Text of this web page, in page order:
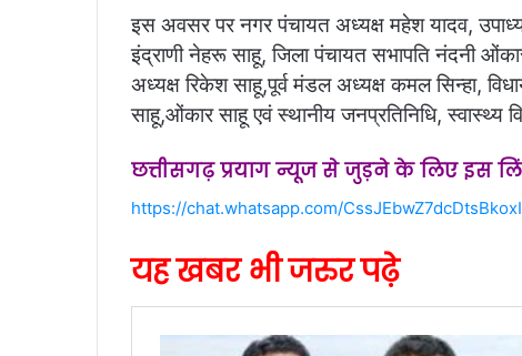
इस अवसर पर नगर पंचायत अध्यक्ष महेश यादव,
इंद्राणी नेहरू साहू, जिला पंचायत सभापति नंदनी
अध्यक्ष रिकेश साहू,पूर्व मंडल अध्यक्ष कमल सिन्हा,
साहू,ओंकार साहू एवं स्थानीय जनप्रतिनिधि, स्वास्थ्य
छत्तीसगढ़ प्रयाग न्यूज से जुड़ने के लिए इस
https://chat.whatsapp.com/
यह खबर भी जरुर पढ़े